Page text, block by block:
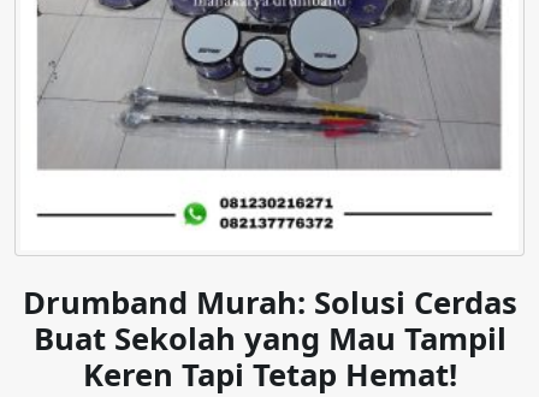
Drumband Murah: Solusi Cerdas
Buat Sekolah yang Mau Tampil
Keren Tapi Tetap Hemat!